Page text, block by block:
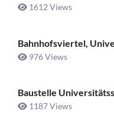
1612 Views
Bahnhofsviertel,
976 Views
Baustelle
1187 Views